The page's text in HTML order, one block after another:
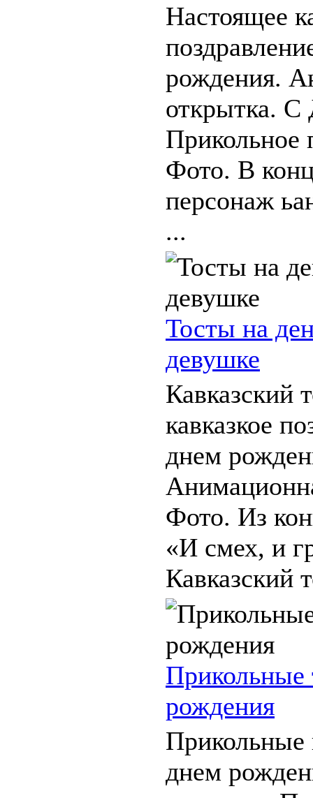
Настоящее
рождения.
открытка.
Прикольное
Фото. В
персонаж
...
Тосты на
девушке
Кавказский
кавказкое
днем
Фото. Из
«И смех, и
Кавказский
Прикольные
рождения
Прикольные
днем